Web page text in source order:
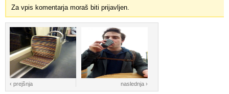
Za vpis komentarja moraš biti prijavljen.
‹ prejšnja naslednja ›